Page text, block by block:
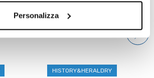
Personalizza
HISTORY&HERALDRY